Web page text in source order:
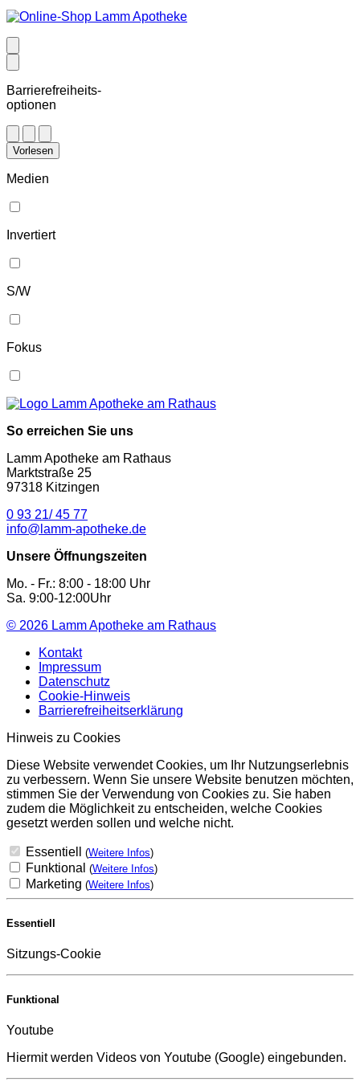
Barrierefreiheits-
optionen
Vorlesen
Medien
Invertiert
S/W
Fokus
So erreichen Sie uns
Lamm Apotheke am Rathaus
Marktstraße 25
97318 Kitzingen
0 93 21/ 45 77
info@lamm-apotheke.de
Unsere Öffnungszeiten
Mo. - Fr.: 8:00 - 18:00 Uhr
Sa. 9:00-12:00Uhr
© 2026 Lamm Apotheke am Rathaus
Kontakt
Impressum
Datenschutz
Cookie-Hinweis
Barrierefreiheitserklärung
Hinweis zu Cookies
Diese Website verwendet Cookies, um Ihr Nutzungserlebnis
zu verbessern. Wenn Sie unsere Website benutzen möchten,
stimmen Sie der Verwendung von Cookies zu. Sie haben
zudem die Möglichkeit zu entscheiden, welche Cookies
gesetzt werden sollen und welche nicht.
Essentiell (Weitere Infos)
Funktional (Weitere Infos)
Marketing (Weitere Infos)
Essentiell
Sitzungs-Cookie
Funktional
Youtube
Hiermit werden Videos von Youtube (Google) eingebunden.